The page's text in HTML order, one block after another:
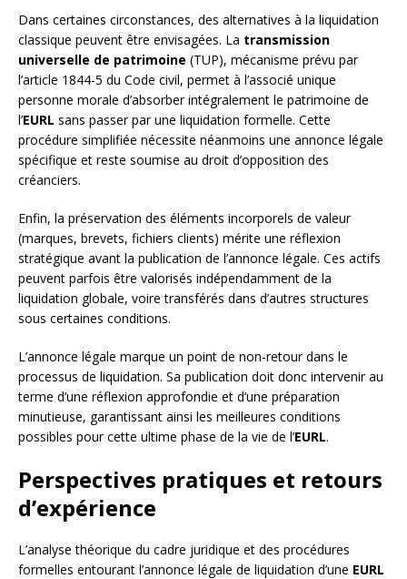
Dans certaines circonstances, des alternatives à la liquidation
classique peuvent être envisagées. La transmission
universelle de patrimoine (TUP), mécanisme prévu par
l’article 1844-5 du Code civil, permet à l’associé unique
personne morale d’absorber intégralement le patrimoine de
l’EURL sans passer par une liquidation formelle. Cette
procédure simplifiée nécessite néanmoins une annonce légale
spécifique et reste soumise au droit d’opposition des
créanciers.
Enfin, la préservation des éléments incorporels de valeur
(marques, brevets, fichiers clients) mérite une réflexion
stratégique avant la publication de l’annonce légale. Ces actifs
peuvent parfois être valorisés indépendamment de la
liquidation globale, voire transférés dans d’autres structures
sous certaines conditions.
L’annonce légale marque un point de non-retour dans le
processus de liquidation. Sa publication doit donc intervenir au
terme d’une réflexion approfondie et d’une préparation
minutieuse, garantissant ainsi les meilleures conditions
possibles pour cette ultime phase de la vie de l’EURL.
Perspectives pratiques et retours
d’expérience
L’analyse théorique du cadre juridique et des procédures
formelles entourant l’annonce légale de liquidation d’une EURL